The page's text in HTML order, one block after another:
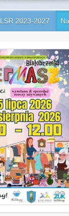
LSR 2023-2027